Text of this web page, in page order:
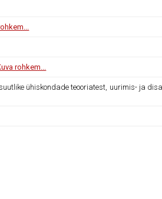
rohkem...
ühiskondade teooriatest, uurimis- ja